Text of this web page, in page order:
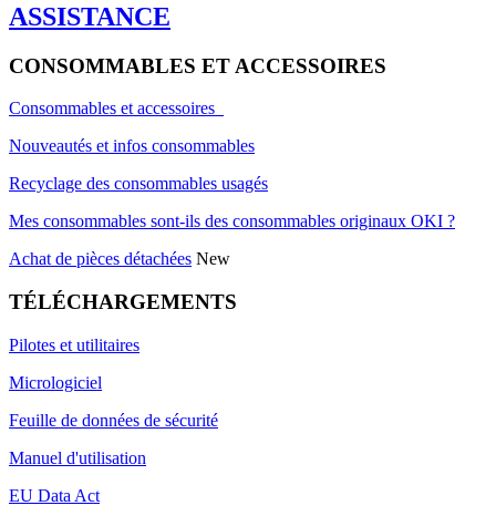
ASSISTANCE
CONSOMMABLES ET ACCESSOIRES
Consommables et accessoires
Nouveautés et infos consommables
Recyclage des consommables usagés
Mes consommables sont-ils des consommables originaux OKI ?
Achat de pièces détachées New
TÉLÉCHARGEMENTS
Pilotes et utilitaires
Micrologiciel
Feuille de données de sécurité
Manuel d'utilisation
EU Data Act